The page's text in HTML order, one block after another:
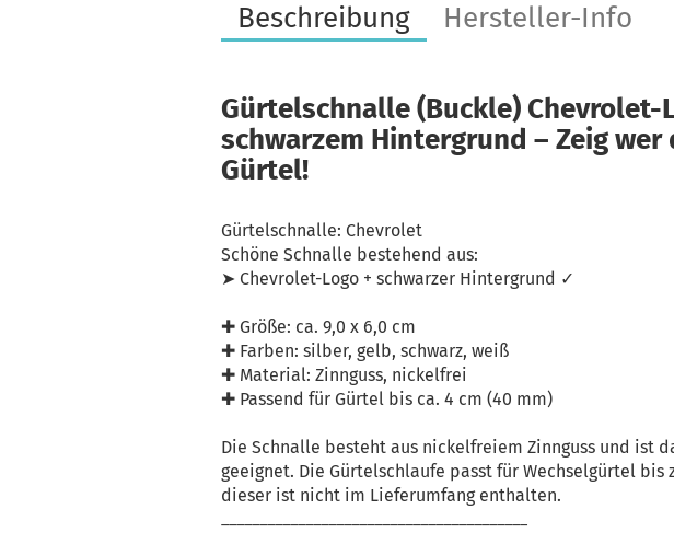
Beschreibung Hersteller-Info
Gürtelschnalle (Buckle) Chevrolet-
schwarzem Hintergrund – Zeig wer
Gürtel!
Gürtelschnalle: Chevrolet
Schöne Schnalle bestehend aus:
➤ Chevrolet-Logo + schwarzer Hintergrund ✓
✚ Größe: ca. 9,0 x 6,0 cm
✚ Farben: silber, gelb, schwarz, weiß
✚ Material: Zinnguss, nickelfrei
✚ Passend für Gürtel bis ca. 4 cm (40 mm)
Die Schnalle besteht aus nickelfreiem Zinnguss und ist
geeignet. Die Gürtelschlaufe passt für Wechselgürtel bis
dieser ist nicht im Lieferumfang enthalten.